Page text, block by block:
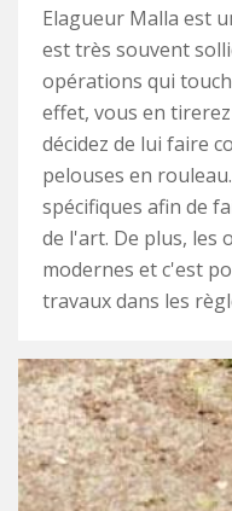
Elagueur Malla est
est très souvent
opérations qui
effet, vous en
décidez de lui faire
pelouses en
spécifiques afin de
de l'art. De plus, les
modernes et c'est
travaux dans les